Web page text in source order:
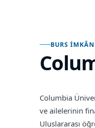
BURS
Columbia
ve ailelerinin
Uluslararası